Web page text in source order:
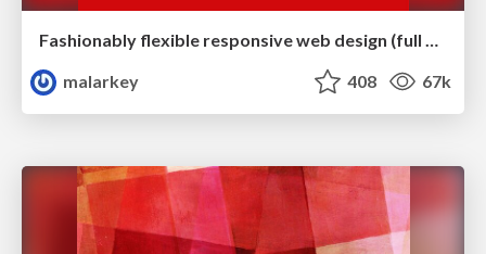
Fashionably flexible responsive web design (full day workshop)
malarkey
408 67k